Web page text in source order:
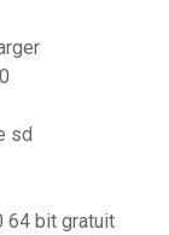
sd
64 bit gratuit